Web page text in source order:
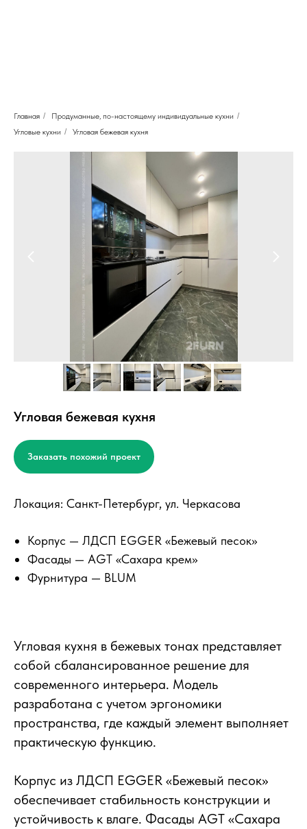
Главная / Продуманные, по-настоящему индивидуальные кухни /
Угловые кухни / Угловая бежевая кухня
Угловая бежевая кухня
Заказать похожий проект
Локация: Санкт-Петербург, ул. Черкасова
Корпус — ЛДСП EGGER «Бежевый песок»
Фасады — AGT «Сахара крем»
Фурнитура — BLUM
Угловая кухня в бежевых тонах представляет
собой сбалансированное решение для
современного интерьера. Модель
разработана с учетом эргономики
пространства, где каждый элемент выполняет
практическую функцию.
Корпус из ЛДСП EGGER «Бежевый песок»
обеспечивает стабильность конструкции и
устойчивость к влаге. Фасады AGT «Сахара